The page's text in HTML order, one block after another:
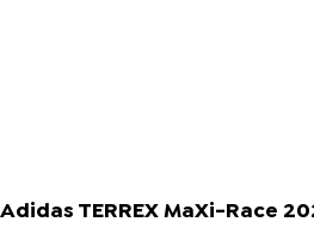
Adidas TERREX MaXi-Race